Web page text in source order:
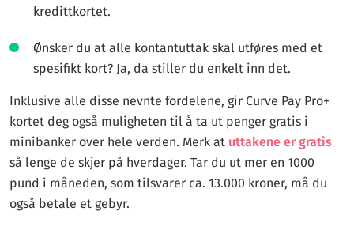
kredittkortet.
Ønsker du at alle kontantuttak skal utføres med et
spesifikt kort? Ja, da stiller du enkelt inn det.
Inklusive alle disse nevnte fordelene, gir Curve Pay Pro+
kortet deg også muligheten til å ta ut penger gratis i
minibanker over hele verden. Merk at uttakene er gratis
så lenge de skjer på hverdager. Tar du ut mer en 1000
pund i måneden, som tilsvarer ca. 13.000 kroner, må du
også betale et gebyr.